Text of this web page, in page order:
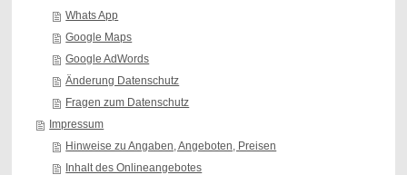
Whats App
Google Maps
Google AdWords
Änderung Datenschutz
Fragen zum Datenschutz
Impressum
Hinweise zu Angaben, Angeboten, Preisen
Inhalt des Onlineangebotes